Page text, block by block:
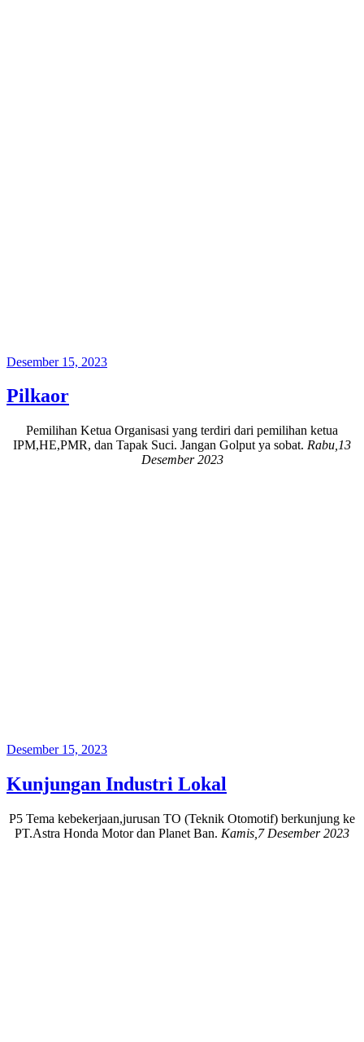
Posted
Desember 15, 2023
Pilkaor
Pemilihan Ketua Organisasi yang terdiri dari pemilihan ketua
IPM,HE,PMR, dan Tapak Suci. Jangan Golput ya sobat. Rabu,13
Desember 2023
Posted
Desember 15, 2023
Kunjungan Industri Lokal
P5 Tema kebekerjaan,jurusan TO (Teknik Otomotif) berkunjung ke
PT.Astra Honda Motor dan Planet Ban. Kamis,7 Desember 2023